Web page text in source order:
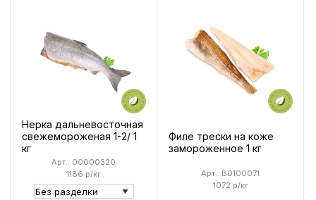
Нерка дальневосточная
свежемороженая 1-2/ 1
кг
1186 р/кг
Арт.: 00000320
Филе трески на коже
замороженное 1 кг
1072 р/кг
Арт.: B0100071